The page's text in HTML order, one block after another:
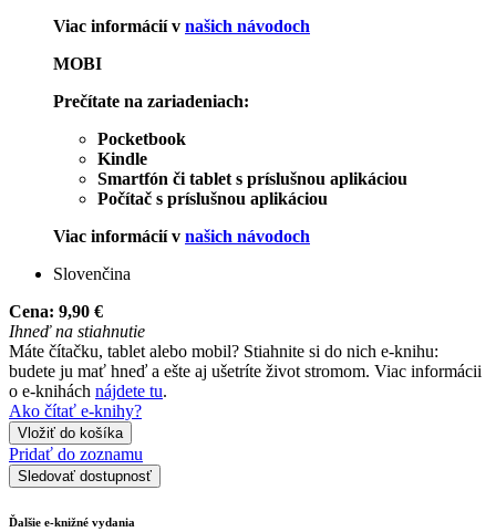
Viac informácií v našich návodoch
MOBI
Prečítate na zariadeniach:
Pocketbook
Kindle
Smartfón či tablet s príslušnou aplikáciou
Počítač s príslušnou aplikáciou
Viac informácií v našich návodoch
Slovenčina
Cena: 9,90 €
Ihneď na stiahnutie
Máte čítačku, tablet alebo mobil? Stiahnite si do nich e-knihu:
budete ju mať hneď a ešte aj ušetríte život stromom. Viac informácii
o e-knihách nájdete tu.
Ako čítať e-knihy?
Vložiť do košíka
Pridať do zoznamu
Sledovať dostupnosť
Ďalšie e-knižné vydania